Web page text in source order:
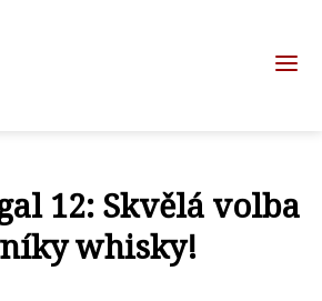
12: Skvělá volba
whisky!